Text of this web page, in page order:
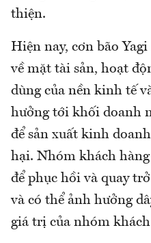
thiện.
Hiện nay, cơn bão
về mặt tài sản, hoạt
dùng của nền kinh tế
hưởng tới khối doanh
để sản xuất kinh
hại. Nhóm khách
để phục hồi và quay
và có thể ảnh hưởng
giá trị của nhóm